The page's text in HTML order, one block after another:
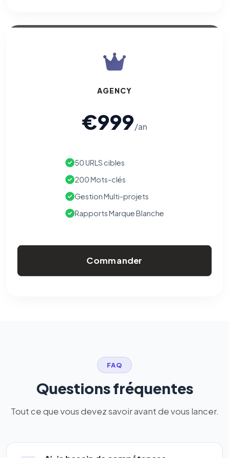
AGENCY
€999/an
50 URLS cibles
200 Mots-clés
Gestion Multi-projets
Rapports Marque Blanche
Commander
FAQ
Questions fréquentes
Tout ce que vous devez savoir avant de vous lancer.